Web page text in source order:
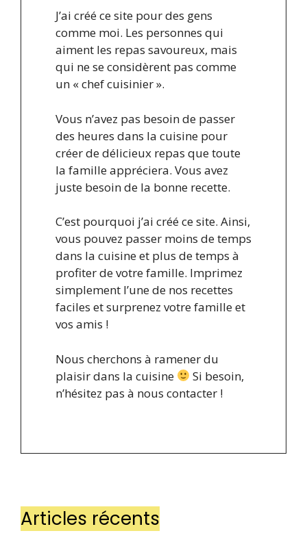
J’ai créé ce site pour des gens
comme moi. Les personnes qui
aiment les repas savoureux, mais
qui ne se considèrent pas comme
un « chef cuisinier ».
Vous n’avez pas besoin de passer
des heures dans la cuisine pour
créer de délicieux repas que toute
la famille appréciera. Vous avez
juste besoin de la bonne recette.
C’est pourquoi j’ai créé ce site. Ainsi,
vous pouvez passer moins de temps
dans la cuisine et plus de temps à
profiter de votre famille. Imprimez
simplement l’une de nos recettes
faciles et surprenez votre famille et
vos amis !
Nous cherchons à ramener du
plaisir dans la cuisine
Si besoin,
n’hésitez pas à nous contacter !
Articles récents